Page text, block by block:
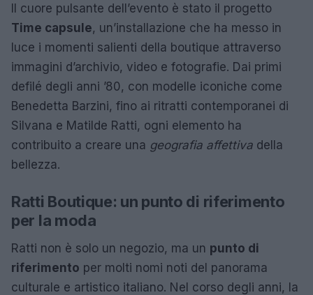
Il cuore pulsante dell’evento è stato il progetto
Time capsule, un’installazione che ha messo in
luce i momenti salienti della boutique attraverso
immagini d’archivio, video e fotografie. Dai primi
defilé degli anni ’80, con modelle iconiche come
Benedetta Barzini, fino ai ritratti contemporanei di
Silvana e Matilde Ratti, ogni elemento ha
contribuito a creare una geografia affettiva della
bellezza.
Ratti Boutique: un punto di riferimento
per la moda
Ratti non è solo un negozio, ma un punto di
riferimento per molti nomi noti del panorama
culturale e artistico italiano. Nel corso degli anni, la